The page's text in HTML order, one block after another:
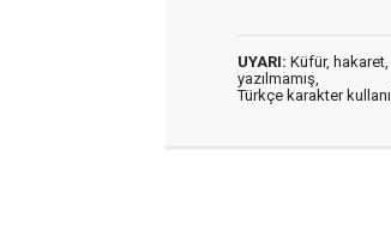
UYARI: Küfür,
yazılmamış,
Türkçe karakter